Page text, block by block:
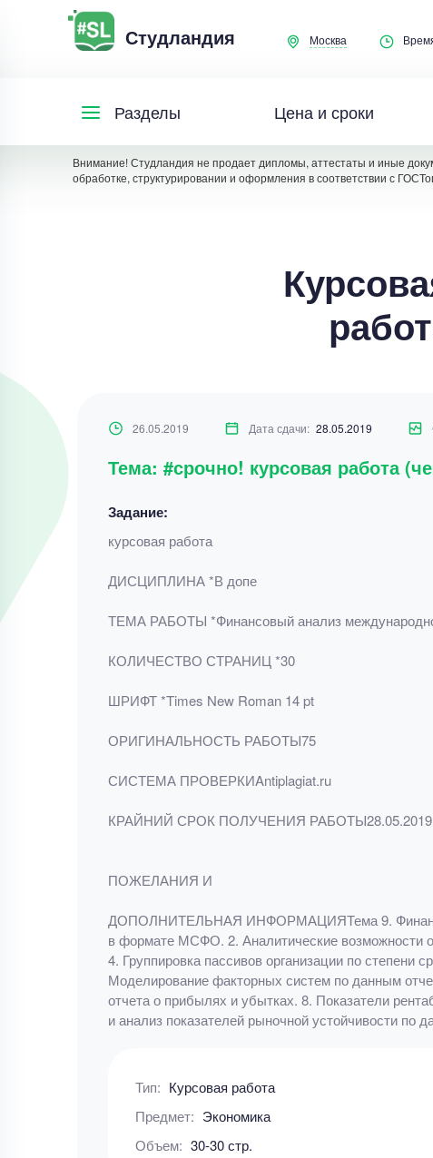
Студландия Москва
Разделы Цена и сроки
Внимание! Студландия не продает дипломы, аттестаты и иные
обработке, структурировании и оформления в соответствии с
26.05.2019 Дата сдачи: 28.05.2019
Тема: #срочно! курсовая работа
Задание:
курсовая работа
ДИСЦИПЛИНА *В допе
ТЕМА РАБОТЫ *Финансовый анализ
КОЛИЧЕСТВО СТРАНИЦ *30
ШРИФТ *Times New Roman 14 pt
ОРИГИНАЛЬНОСТЬ РАБОТЫ75
СИСТЕМА ПРОВЕРКИAntiplagiat.ru
КРАЙНИЙ СРОК ПОЛУЧЕНИЯ РАБОТЫ28.05.2019
ПОЖЕЛАНИЯ И
ДОПОЛНИТЕЛЬНАЯ ИНФОРМАЦИЯТема 9.
в формате МСФО. 2. Аналитические возможности
4. Группировка пассивов организации по степени
Моделирование факторных систем по данным
отчета о прибылях и убытках. 8. Показатели
и анализ показателей рыночной устойчивости
Тип: Курсовая работа
Предмет: Экономика
Объем: 30-30 стр.